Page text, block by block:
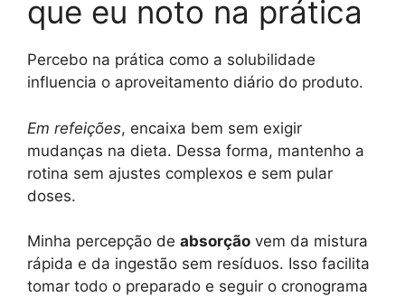
que eu noto na prática
Percebo na prática como a solubilidade
influencia o aproveitamento diário do produto.
Em refeições, encaixa bem sem exigir
mudanças na dieta. Dessa forma, mantenho a
rotina sem ajustes complexos e sem pular
doses.
Minha percepção de absorção vem da mistura
rápida e da ingestão sem resíduos. Isso facilita
tomar todo o preparado e seguir o cronograma